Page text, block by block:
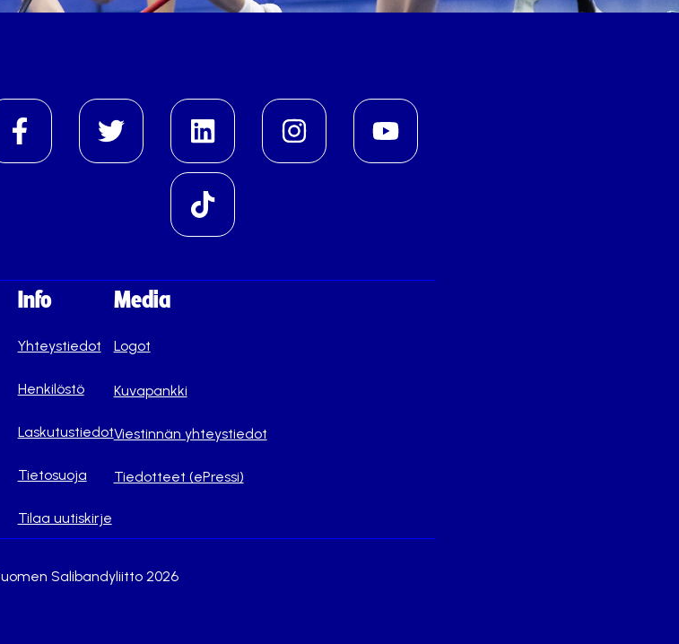
Info
Yhteystiedot
Henkilöstö
Laskutustiedot
Tietosuoja
Tilaa uutiskirje
Media
Logot
Kuvapankki
Viestinnän yhteystiedot
Tiedotteet (ePressi)
Salibandyliitto 2026